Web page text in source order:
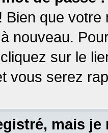
Bien que
nouveau.
sur le
vous serez
mais